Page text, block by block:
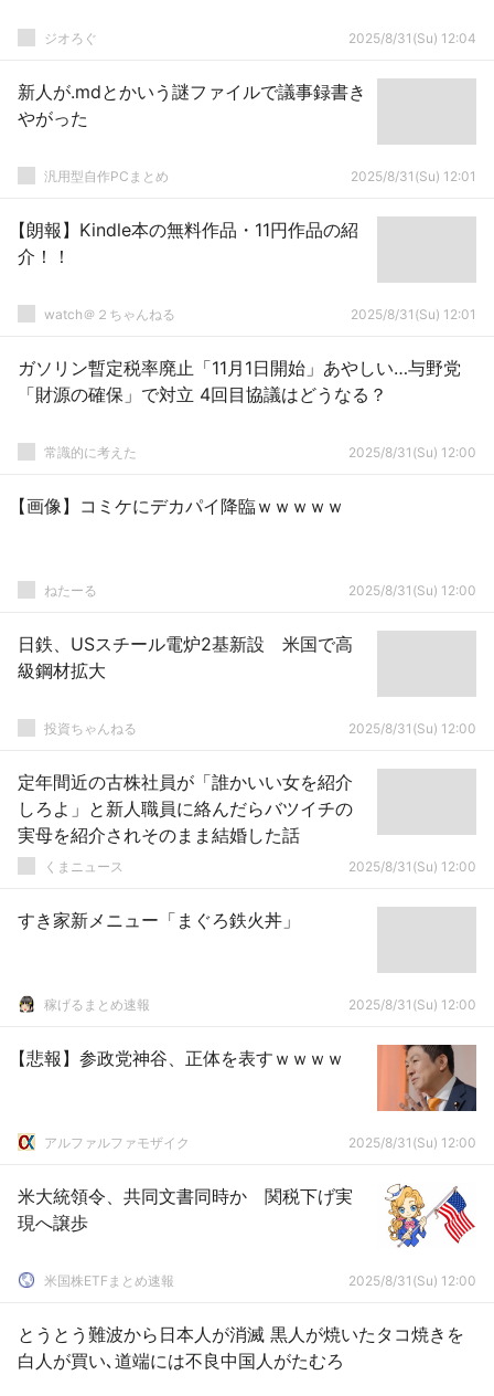
ジオろぐ 2025/8/31(Su) 12:04
新人が.mdとかいう謎ファイルで議事録書き
やがった
汎用型自作PCまとめ 2025/8/31(Su) 12:01
【朗報】Kindle本の無料作品・11円作品の紹
介！！
watch＠２ちゃんねる 2025/8/31(Su) 12:01
ガソリン暫定税率廃止「11月1日開始」あやしい…与野党
「財源の確保」で対立 4回目協議はどうなる？
常識的に考えた 2025/8/31(Su) 12:00
【画像】コミケにデカパイ降臨ｗｗｗｗｗ
ねたーる 2025/8/31(Su) 12:00
日鉄、USスチール電炉2基新設 米国で高
級鋼材拡大
投資ちゃんねる 2025/8/31(Su) 12:00
定年間近の古株社員が「誰かいい女を紹介
しろよ」と新人職員に絡んだらバツイチの
実母を紹介されそのまま結婚した話
くまニュース 2025/8/31(Su) 12:00
すき家新メニュー「まぐろ鉄火丼」
稼げるまとめ速報 2025/8/31(Su) 12:00
【悲報】参政党神谷、正体を表すｗｗｗｗ
アルファルファモザイク 2025/8/31(Su) 12:00
米大統領令、共同文書同時か 関税下げ実
現へ譲歩
米国株ETFまとめ速報 2025/8/31(Su) 12:00
とうとう難波から日本人が消滅 黒人が焼いたタコ焼きを
白人が買い､道端には不良中国人がたむろ